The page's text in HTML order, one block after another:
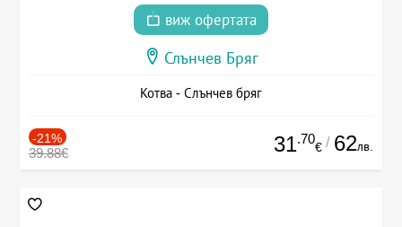
виж офертата
Слънчев Бряг
Котва - Слънчев бряг
-21%
39.88€ 31.70
€ / 62лв.